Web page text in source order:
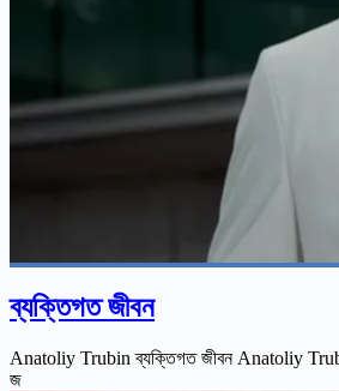
ব্যক্তিগত জীবন
Anatoliy Trubin ব্যক্তিগত জীবন Anatoliy
জ